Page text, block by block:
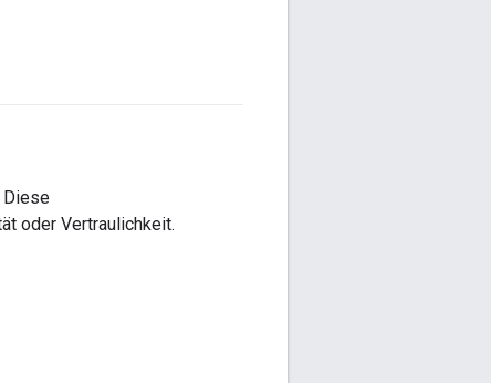
Diese
oder Vertraulichkeit.